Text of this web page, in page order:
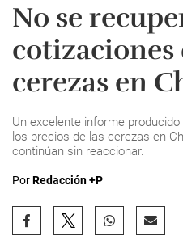
No se
cotizaciones
cerezas en
Un excelente informe
los precios de las cerezas en
continúan sin reaccionar.
PorRedacción +P